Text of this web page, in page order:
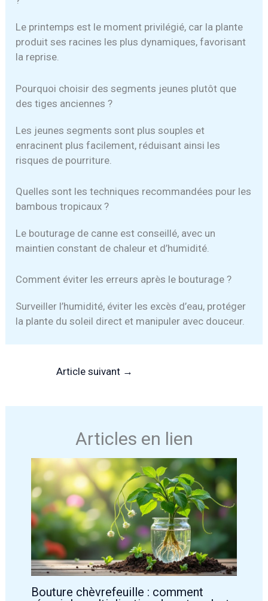
Le printemps est le moment privilégié, car la plante
produit ses racines les plus dynamiques, favorisant
la reprise.
Pourquoi choisir des segments jeunes plutôt que
des tiges anciennes ?
Les jeunes segments sont plus souples et
enracinent plus facilement, réduisant ainsi les
risques de pourriture.
Quelles sont les techniques recommandées pour les
bambous tropicaux ?
Le bouturage de canne est conseillé, avec un
maintien constant de chaleur et d’humidité.
Comment éviter les erreurs après le bouturage ?
Surveiller l’humidité, éviter les excès d’eau, protéger
la plante du soleil direct et manipuler avec douceur.
Article suivant →
Articles en lien
Bouture chèvrefeuille : comment